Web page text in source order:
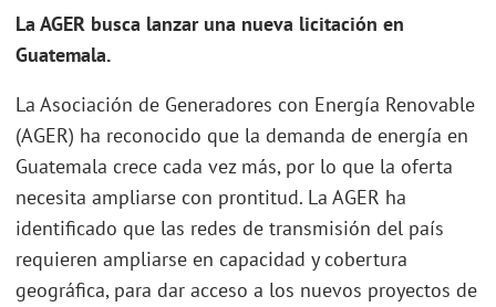
La AGER busca lanzar una nueva licitación en
Guatemala.
La Asociación de Generadores con Energía Renovable
(AGER) ha reconocido que la demanda de energía en
Guatemala crece cada vez más, por lo que la oferta
necesita ampliarse con prontitud. La AGER ha
identificado que las redes de transmisión del país
requieren ampliarse en capacidad y cobertura
geográfica, para dar acceso a los nuevos proyectos de